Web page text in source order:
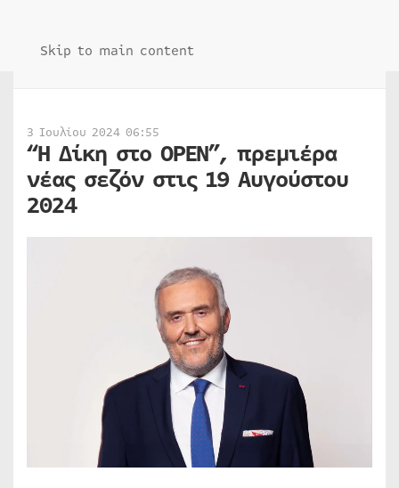
Skip to main content
3 Ιουλίου 2024 06:55
“Η Δίκη στο OPEN”, πρεμιέρα
νέας σεζόν στις 19 Αυγούστου
2024